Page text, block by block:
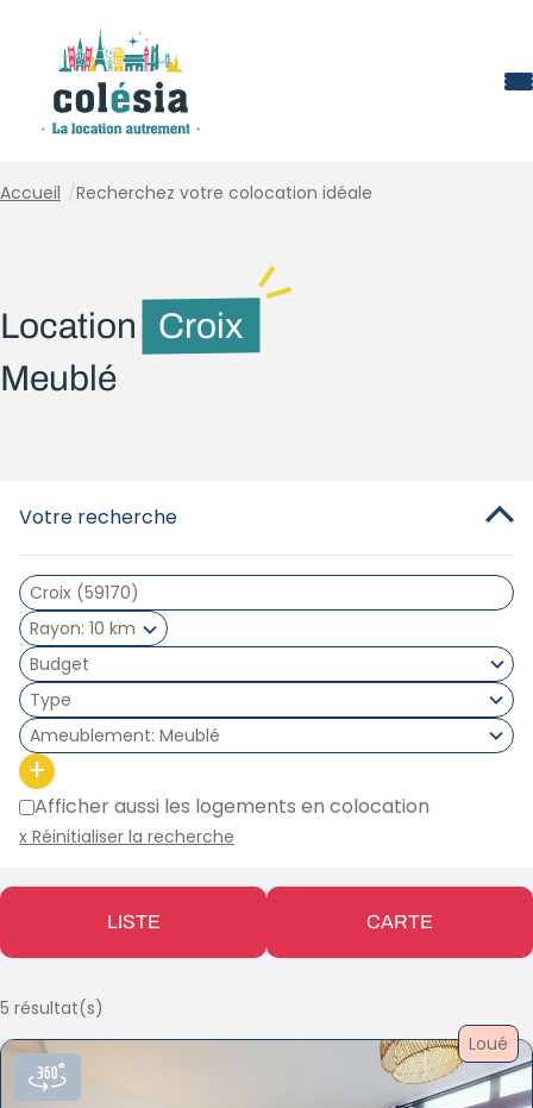
Accueil /Recherchez votre colocation idéale
Location
Croix
Meublé
Votre recherche
Rayon 10 km
Type
Ameublement Meublé
+
Afficher aussi les logements en colocation
x Réinitialiser la recherche
LISTE CARTE
5 résultat(s)
Loué